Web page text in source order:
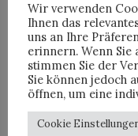
Wir verwenden
Ihnen das
uns an Ihre
erinnern. Wenn Sie
stimmen Sie der
Sie können jedoch
öffnen, um eine
Cookie